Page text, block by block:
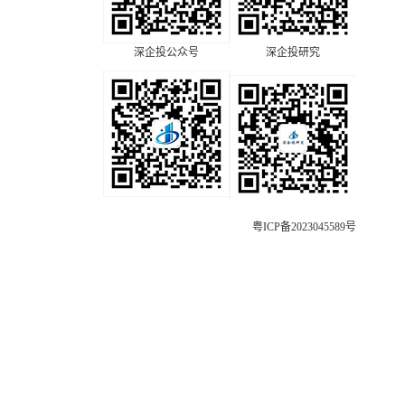
深企投公众号 深企投研究
粤ICP备2023045589号